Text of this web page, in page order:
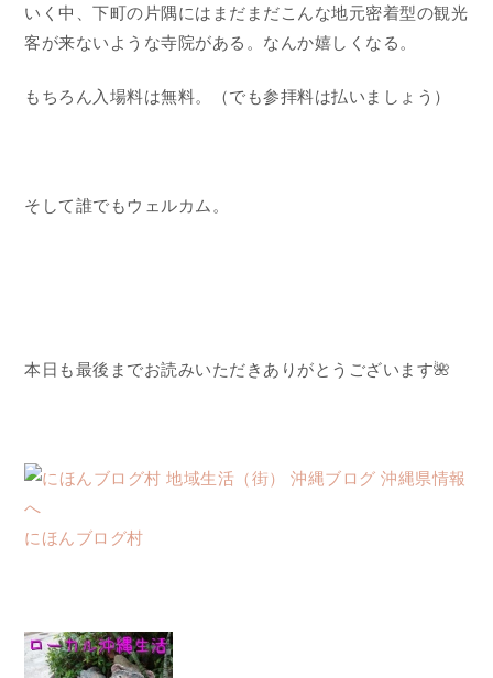
いく中、下町の片隅にはまだまだこんな地元密着型の観光
客が来ないような寺院がある。なんか嬉しくなる。
もちろん入場料は無料。（でも参拝料は払いましょう）
そして誰でもウェルカム。
本日も最後までお読みいただきありがとうございます🌺
にほんブログ村